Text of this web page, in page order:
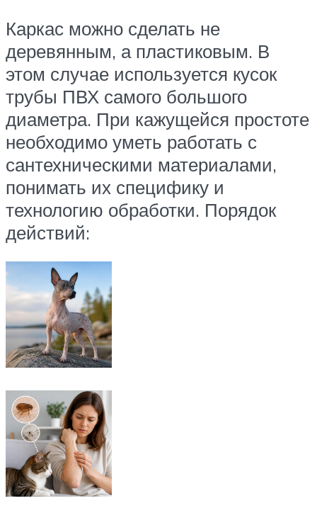
Каркас можно сделать не
деревянным, а пластиковым. В
этом случае используется кусок
трубы ПВХ самого большого
диаметра. При кажущейся простоте
необходимо уметь работать с
сантехническими материалами,
понимать их специфику и
технологию обработки. Порядок
действий: